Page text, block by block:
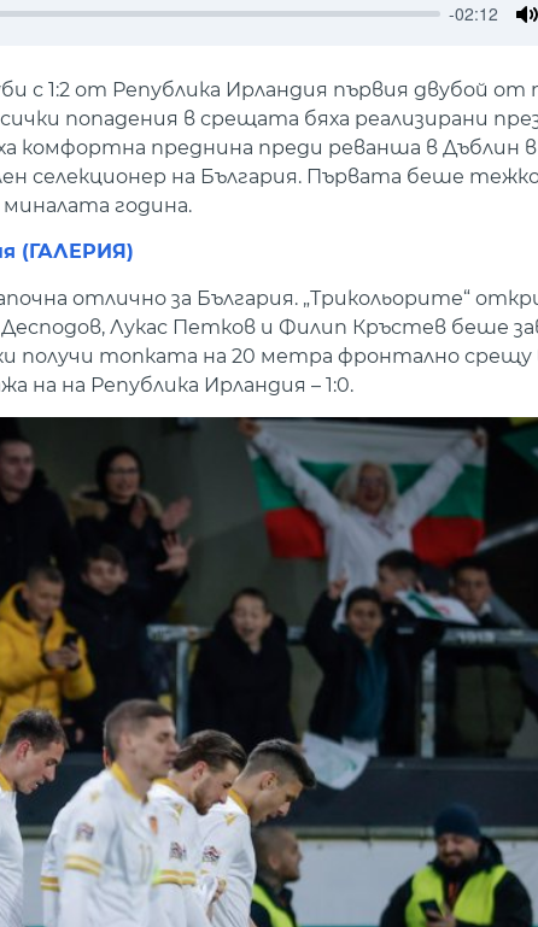
-02:12
с 1:2 от Република Ирландия първия двубой от
попадения в срещата бяха реализирани
комфортна преднина преди реванша в Дъблин в
селекционер на България. Първата беше
година.
(ГАЛЕРИЯ)
отлично за България. „Трикольорите“
Лукас Петков и Филип Кръстев беше
топката на 20 метра фронтално срещу
на на Република Ирландия – 1:0.